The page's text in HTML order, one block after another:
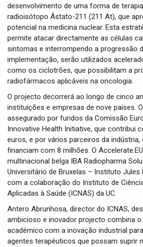
desenvolvimento de uma forma de
radioisótopo Ástato-211 (211 At), que
potencial na medicina nuclear. Esta
permite atacar directamente as células
sintomas e interrompendo a progressão
implementação, serão utilizados
como os ciclotrões, que possibilitam a
radiofármacos aplicáveis na oncologia.
O projecto decorrerá ao longo de cinco
instituições e empresas de nove países.
assegurado por fundos da Comissão
Innovative Health Initiative, que contribui
euros, e por vários parceiros da indústria,
financiam com 8 milhões. O
multinacional belga IBA Radiopharma
Universitário de Bruxelas – Instituto Jules
com a colaboração do Instituto de
Aplicadas à Saúde (ICNAS) da UC.
Antero Abrunhosa, director do ICNAS,
ambicioso e inovador projecto combina
académico com a inovação industrial
agentes terapêuticos que possam suprir